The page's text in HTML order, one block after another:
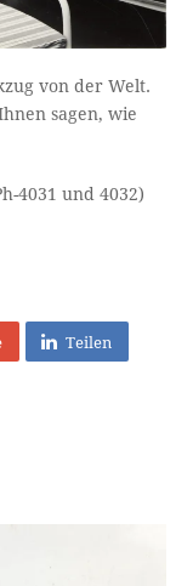
von der Welt.
sagen, wie
4031 und 4032)
Teilen